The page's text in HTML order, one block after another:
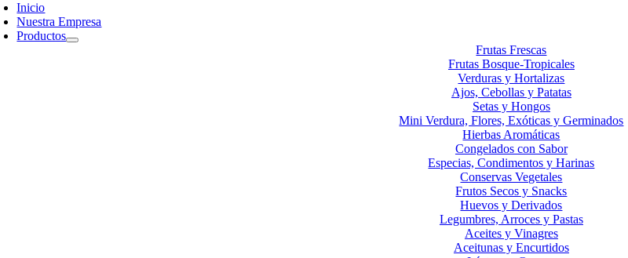
Inicio
Nuestra Empresa
Productos
Frutas Frescas
Frutas Bosque-Tropicales
Verduras y Hortalizas
Ajos, Cebollas y Patatas
Setas y Hongos
Mini Verdura, Flores, Exóticas y Germinados
Hierbas Aromáticas
Congelados con Sabor
Especias, Condimentos y Harinas
Conservas Vegetales
Frutos Secos y Snacks
Huevos y Derivados
Legumbres, Arroces y Pastas
Aceites y Vinagres
Aceitunas y Encurtidos